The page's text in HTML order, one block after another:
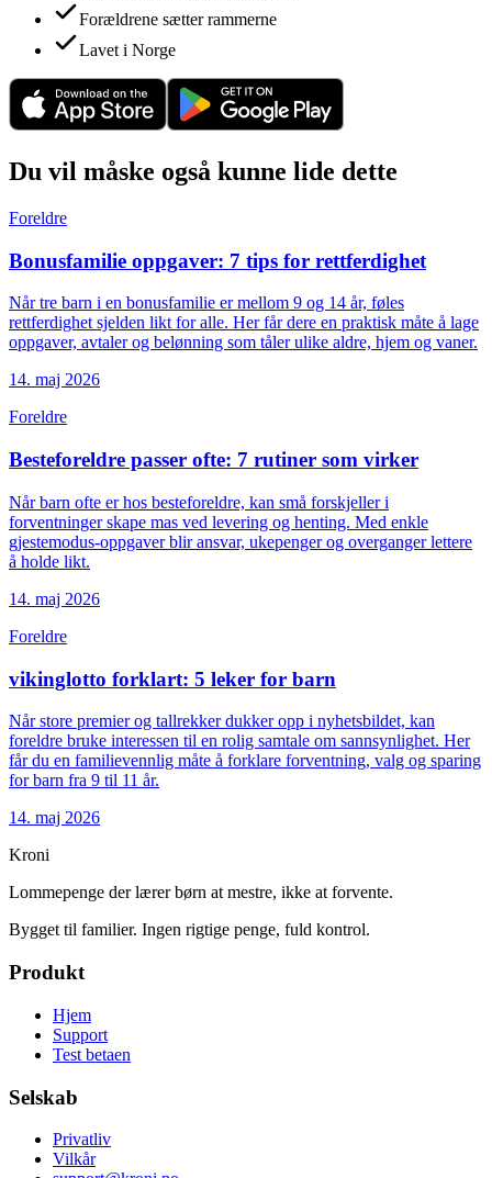
Forældrene sætter rammerne
Lavet i Norge
Du vil måske også kunne lide dette
Foreldre
Bonusfamilie oppgaver: 7 tips for rettferdighet
Når tre barn i en bonusfamilie er mellom 9 og 14 år, føles
rettferdighet sjelden likt for alle. Her får dere en praktisk måte å lage
oppgaver, avtaler og belønning som tåler ulike aldre, hjem og vaner.
14. maj 2026
Foreldre
Besteforeldre passer ofte: 7 rutiner som virker
Når barn ofte er hos besteforeldre, kan små forskjeller i
forventninger skape mas ved levering og henting. Med enkle
gjestemodus-oppgaver blir ansvar, ukepenger og overganger lettere
å holde likt.
14. maj 2026
Foreldre
vikinglotto forklart: 5 leker for barn
Når store premier og tallrekker dukker opp i nyhetsbildet, kan
foreldre bruke interessen til en rolig samtale om sannsynlighet. Her
får du en familievennlig måte å forklare forventning, valg og sparing
for barn fra 9 til 11 år.
14. maj 2026
Kroni
Lommepenge der lærer børn at mestre, ikke at forvente.
Bygget til familier. Ingen rigtige penge, fuld kontrol.
Produkt
Hjem
Support
Test betaen
Selskab
Privatliv
Vilkår